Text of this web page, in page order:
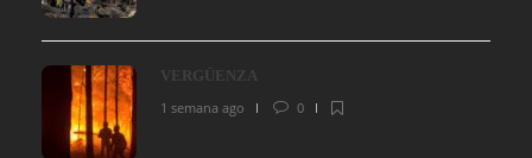
VERGÜENZA
1 semana ago
0